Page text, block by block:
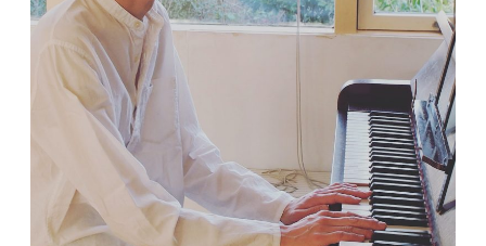
作品
オンライン・ショップ
ギャラリー
日々のレポート